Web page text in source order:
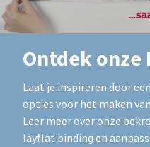
Ontdek onze
Laat je inspireren door
opties voor het maken
Leer meer over onze
layflat binding en